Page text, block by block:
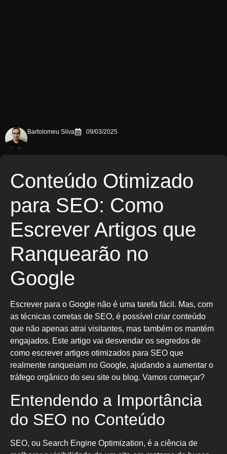
Bartolomeu Silva 09/03/2025
Conteúdo Otimizado
para SEO: Como
Escrever Artigos que
Ranquearão no
Google
Escrever para o Google não é uma tarefa fácil. Mas, com
as técnicas corretas de SEO, é possível criar conteúdo
que não apenas atrai visitantes, mas também os mantém
engajados. Este artigo vai desvendar os segredos de
como escrever artigos otimizados para SEO que
realmente ranqueiam no Google, ajudando a aumentar o
tráfego orgânico do seu site ou blog. Vamos começar?
Entendendo a Importância
do SEO no Conteúdo
SEO, ou Search Engine Optimization, é a ciência de